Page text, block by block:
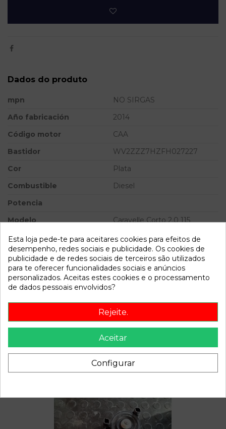
Dados do produto
mpn
NO SIRGAS
Año fabricación
2014
Código motor
CAA
Bastidor
WV2ZZZ7HZFH027227
Cor
Plata
Combustible
Diesel
Potencia
Modelo
Caravelle Corto 2.0 115
Referência 784018
Disponível a partir de: 2022-04-05
Recambio de palanca cambio para volkswagen caravelle
corto 2.0 115 trendline referencia OEM IAM NO SIRGAS
Esta loja pede-te para aceitares cookies para efeitos de
desempenho, redes sociais e publicidade. Os cookies de
publicidade e de redes sociais de terceiros são utilizados
para te oferecer funcionalidades sociais e anúncios
personalizados. Aceitas estes cookies e o processamento
de dados pessoais envolvidos?
Rejeite.
Aceitar
Configurar